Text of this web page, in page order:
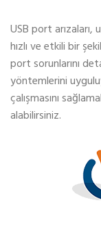
USB port arızaları,
hızlı ve etkili bir
port sorunlarını
yöntemlerini
çalışmasını
alabilirsiniz.